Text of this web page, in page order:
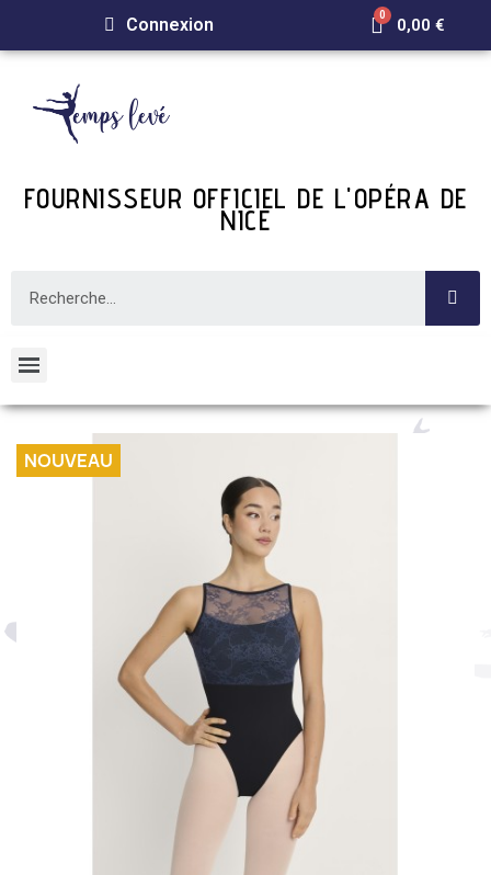
Connexion 0,00 €
FOURNISSEUR OFFICIEL DE L'OPÉRA DE
NICE
NOUVEAU